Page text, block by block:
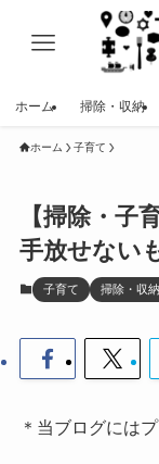
ホーム 掃除・収納
ホーム 子育て
【掃除・子
手放せない
子育て 掃除・収納
＊当ブログには